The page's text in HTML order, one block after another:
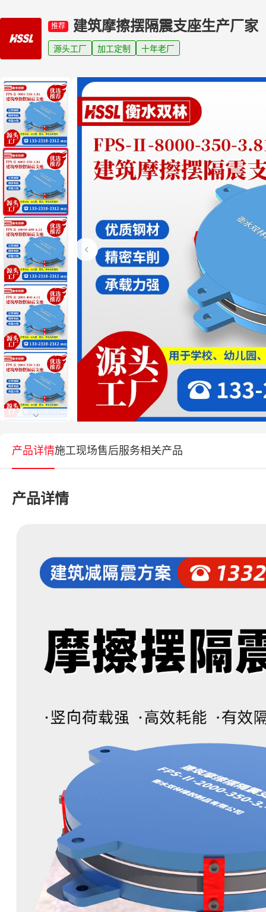
推荐 建筑摩擦摆隔震支座生产厂家
源头工厂 加工定制 十年老厂
产品详情施工现场售后服务相关产品
产品详情